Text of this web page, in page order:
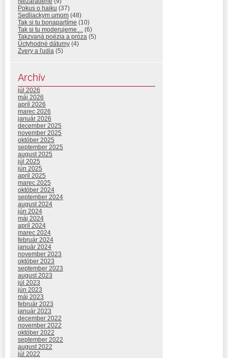
Pokus o haiku (37)
Sedliackym umom (48)
Tak si tu bonapartíme (10)
Tak si tu moderujeme… (6)
Takzvaná poézia a próza (5)
Úctyhodné dátumy (4)
Zvery a ľudia (5)
Archív
júl 2026
máj 2026
apríl 2026
marec 2026
január 2026
december 2025
november 2025
október 2025
september 2025
august 2025
júl 2025
jún 2025
apríl 2025
marec 2025
október 2024
september 2024
august 2024
jún 2024
máj 2024
apríl 2024
marec 2024
február 2024
január 2024
november 2023
október 2023
september 2023
august 2023
júl 2023
jún 2023
máj 2023
február 2023
január 2023
december 2022
november 2022
október 2022
september 2022
august 2022
júl 2022